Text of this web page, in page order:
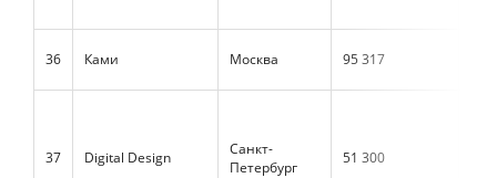
36 Ками Москва 95 317
37 Digital Design
Санкт-
Петербург
51 300